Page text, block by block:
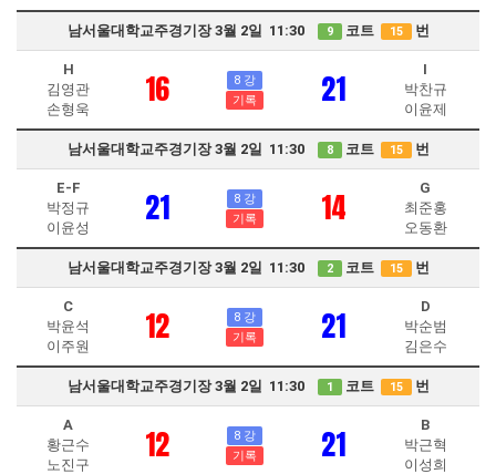
남서울대학교주경기장 3월 2일 11:30 9 코트 15 번
H
김영관
손형욱
16
8 강
기록
21
I
박찬규
이윤제
남서울대학교주경기장 3월 2일 11:30 8 코트 15 번
E-F
박정규
이윤성
21
8 강
기록
14
G
최준홍
오동환
남서울대학교주경기장 3월 2일 11:30 2 코트 15 번
C
박윤석
이주원
12
8 강
기록
21
D
박순범
김은수
남서울대학교주경기장 3월 2일 11:30 1 코트 15 번
A
황근수
노진구
12
8 강
기록
21
B
박근혁
이성희